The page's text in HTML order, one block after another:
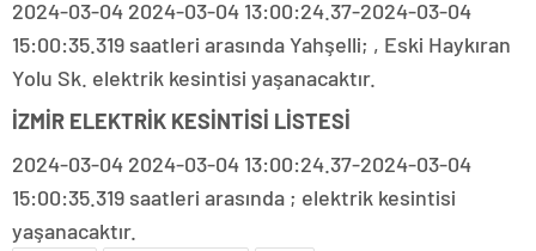
2024-03-04 2024-03-04 13:00:24.37-2024-03-04
15:00:35.319 saatleri arasında Yahşelli; , Eski Haykıran
Yolu Sk. elektrik kesintisi yaşanacaktır.
İZMİR ELEKTRİK KESİNTİSİ LİSTESİ
2024-03-04 2024-03-04 13:00:24.37-2024-03-04
15:00:35.319 saatleri arasında ; elektrik kesintisi
yaşanacaktır.